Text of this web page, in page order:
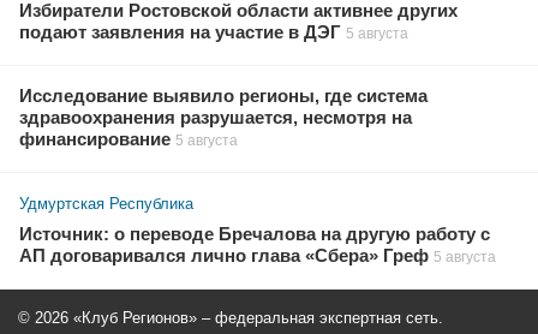
Избиратели Ростовской области активнее других
подают заявления на участие в ДЭГ 5 августа
Исследование выявило регионы, где система
здравоохранения разрушается, несмотря на
финансирование 5 августа
Удмуртская Республика
Источник: о переводе Бречалова на другую работу с
АП договаривался лично глава «Сбера» Греф 5 августа
© 2026 «Клуб Регионов» – федеральная экспертная сеть.